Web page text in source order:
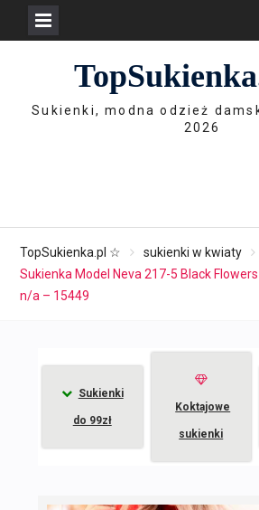
Sukienki, modna odzież
2026
TopSukienka.pl ☆
sukienki w kwiaty
Sukienka Model Neva 217-5 Black
n/a – 15449
Sukienki
do 99zł
Koktajowe
sukienki